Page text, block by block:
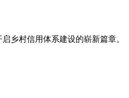
乡村信用体系建设的崭新篇章。